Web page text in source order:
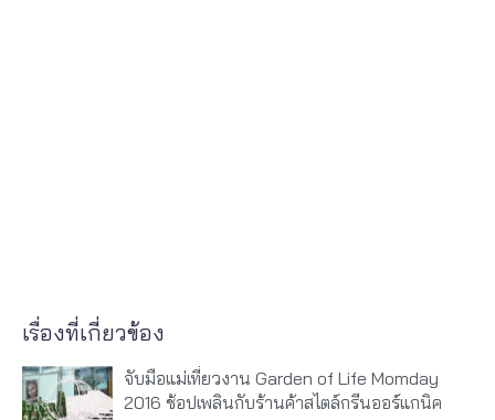
เรื่องที่เกี่ยวข้อง
จับมือแม่เที่ยวงาน Garden of Life ‪Momday‬
2016 ช้อปเพลินกับร้านค้าสไตล์กรีนออร์แกนิค